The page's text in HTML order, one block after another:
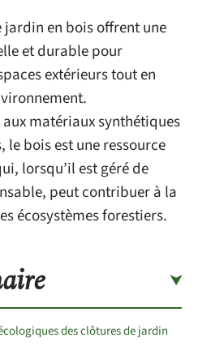
jardin en bois offrent une
et durable pour
extérieurs tout en
matériaux synthétiques
le bois est une ressource
lorsqu’il est géré de
peut contribuer à la
écosystèmes forestiers.
des clôtures de jardin